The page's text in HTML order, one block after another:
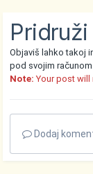
Objaviš lahko takoj
pod svojim
Note: Your post will
Dodaj